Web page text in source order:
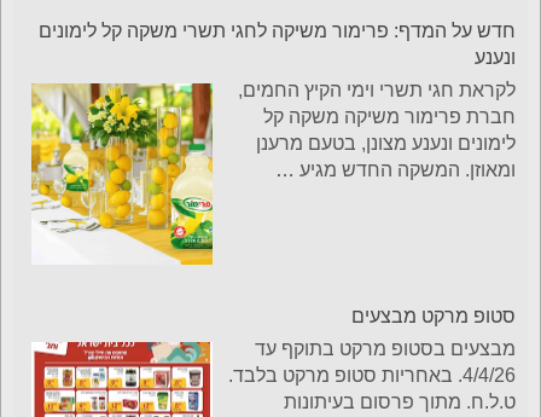
חדש על המדף: פרימור משיקה לחגי תשרי משקה קל לימונים
ונענע
לקראת חגי תשרי וימי הקיץ החמים,
חברת פרימור משיקה משקה קל
לימונים ונענע מצונן, בטעם מרענן
ומאוזן. המשקה החדש מגיע …
סטופ מרקט מבצעים
מבצעים בסטופ מרקט בתוקף עד
4/4/26. באחריות סטופ מרקט בלבד.
ט.ל.ח. מתוך פרסום בעיתונות